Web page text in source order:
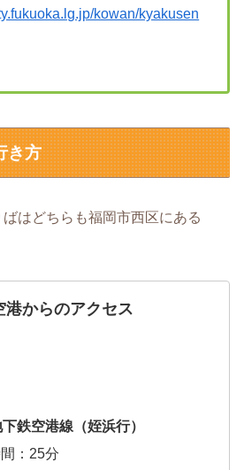
kowan/kyakusen
き方
はどちらも福岡市西区にある
港からのアクセス
鉄空港線（姪浜行）
：25分